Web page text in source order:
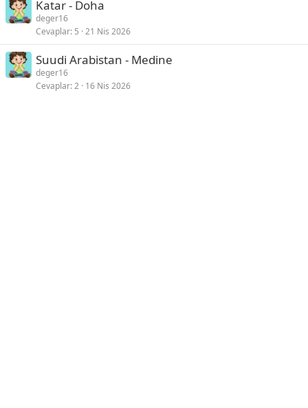
Katar - Doha
deger16
Cevaplar 5 21 Nis 2026
Suudi Arabistan - Medine
deger16
Cevaplar 2 16 Nis 2026